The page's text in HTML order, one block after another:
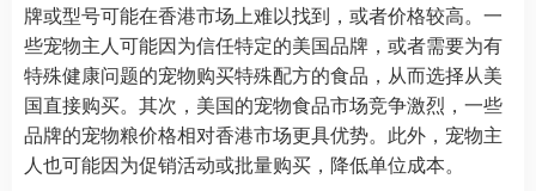
牌或型号可能在香港市场上难以找到，或者价格较高。一
些宠物主人可能因为信任特定的美国品牌，或者需要为有
特殊健康问题的宠物购买特殊配方的食品，从而选择从美
国直接购买。其次，美国的宠物食品市场竞争激烈，一些
品牌的宠物粮价格相对香港市场更具优势。此外，宠物主
人也可能因为促销活动或批量购买，降低单位成本。